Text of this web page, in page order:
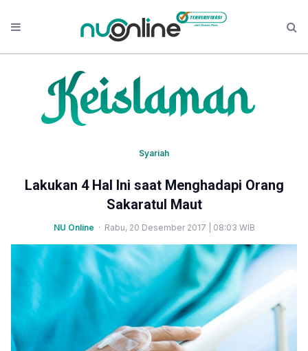
Syariah
Lakukan 4 Hal Ini saat Menghadapi Orang
Sakaratul Maut
NU Online · Rabu, 20 Desember 2017 | 08:03 WIB